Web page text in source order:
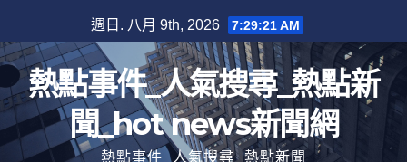
至
內
容
週日. 八月 9th, 2026 7:29:22 AM
熱點事件_人氣搜尋_熱點新
聞_hot news新聞網
熱點事件_人氣搜尋_熱點新聞